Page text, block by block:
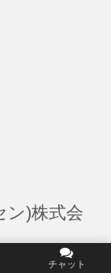
ン)株式会
チャット